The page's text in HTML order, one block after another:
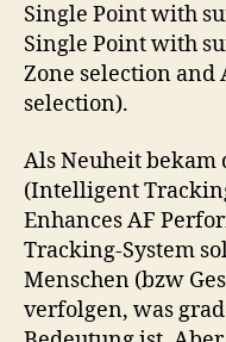
Single Point with
Single Point with
Zone selection and
selection).
Als Neuheit bekam
(Intelligent
Enhances AF
Tracking-System
Menschen (bzw
verfolgen, was